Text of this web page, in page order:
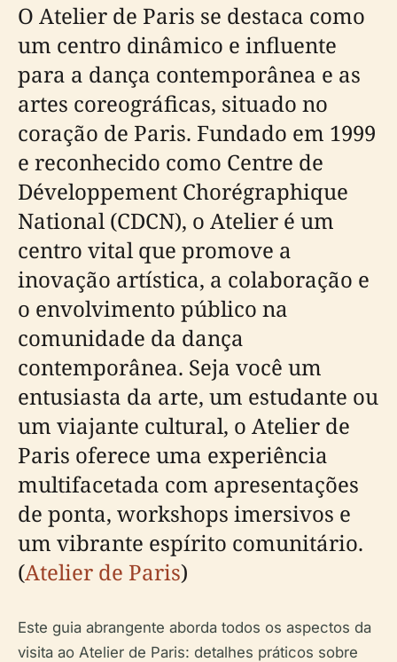
O Atelier de Paris se destaca como
um centro dinâmico e influente
para a dança contemporânea e as
artes coreográficas, situado no
coração de Paris. Fundado em 1999
e reconhecido como Centre de
Développement Chorégraphique
National (CDCN), o Atelier é um
centro vital que promove a
inovação artística, a colaboração e
o envolvimento público na
comunidade da dança
contemporânea. Seja você um
entusiasta da arte, um estudante ou
um viajante cultural, o Atelier de
Paris oferece uma experiência
multifacetada com apresentações
de ponta, workshops imersivos e
um vibrante espírito comunitário.
(Atelier de Paris)
Este guia abrangente aborda todos os aspectos da
visita ao Atelier de Paris: detalhes práticos sobre